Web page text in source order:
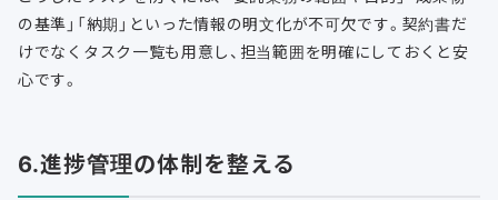
の基準」「納期」といった情報の明文化が不可欠です。契約書だ
けでなくタスク一覧も用意し、担当範囲を明確にしておくと安
心です。
6.進捗管理の体制を整える